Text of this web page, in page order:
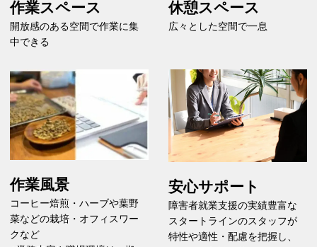
作業スペース
開放感のある空間で作業に集
中できる
休憩スペース
広々とした空間で一息
作業風景
コーヒー焙煎・ハーブや葉野
菜などの栽培・オフィスワー
クなど
安心サポート
障害者就業支援の実績豊富な
スタートラインのスタッフが
特性や適性・配慮を把握し、